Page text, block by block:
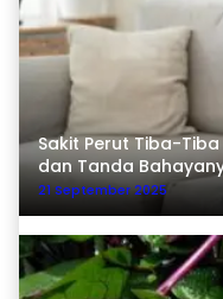
Sakit Perut Tiba-
dan Tanda
21 September 2025